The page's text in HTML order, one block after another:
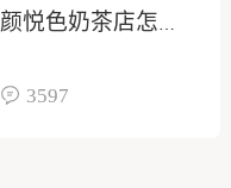
颜悦色奶茶店怎么
3597